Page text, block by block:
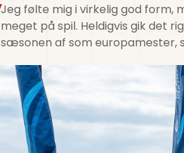
Jeg følte mig i virkelig god form,
meget på spil. Heldigvis gik det
sæsonen af som europamester,